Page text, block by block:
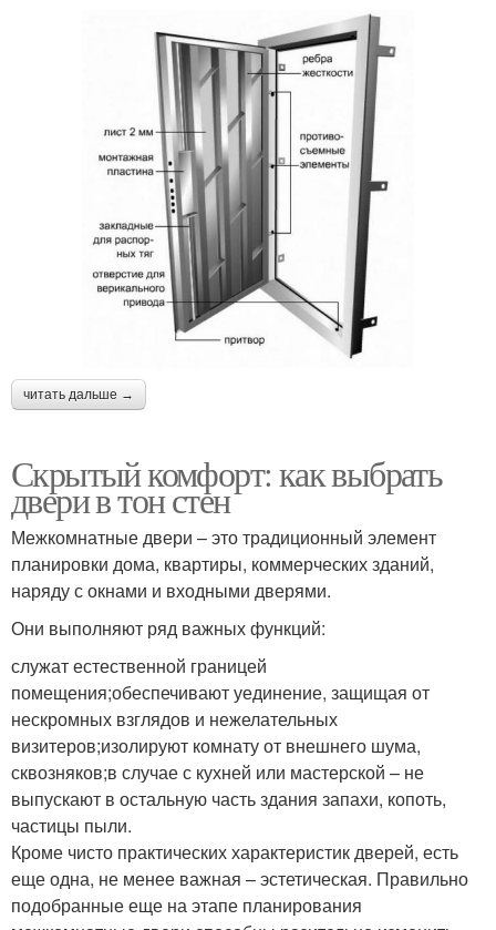
читать дальше →
Скрытый комфорт: как выбрать
двери в тон стен
Межкомнатные двери – это традиционный элемент
планировки дома, квартиры, коммерческих зданий,
наряду с окнами и входными дверями.
Они выполняют ряд важных функций:
служат естественной границей
помещения;обеспечивают уединение, защищая от
нескромных взглядов и нежелательных
визитеров;изолируют комнату от внешнего шума,
сквозняков;в случае с кухней или мастерской – не
выпускают в остальную часть здания запахи, копоть,
частицы пыли.
Кроме чисто практических характеристик дверей, есть
еще одна, не менее важная – эстетическая. Правильно
подобранные еще на этапе планирования